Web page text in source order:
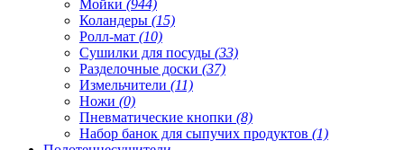
Мойки (944)
Коландеры (15)
Ролл-мат (10)
Сушилки для посуды (33)
Разделочные доски (37)
Измельчители (11)
Ножи (0)
Пневматические кнопки (8)
Набор банок для сыпучих продуктов (1)